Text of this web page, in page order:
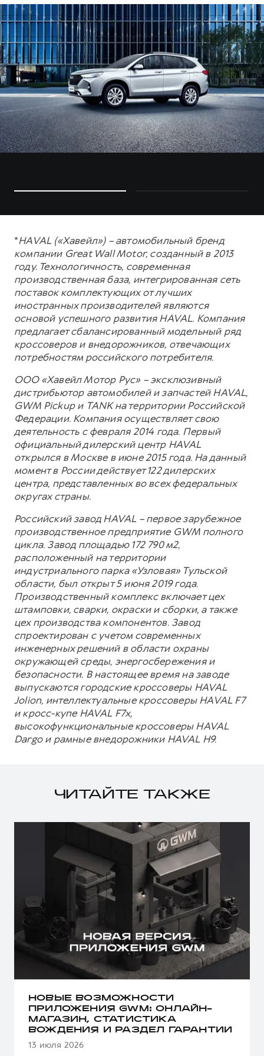
*HAVAL («Хавейл») – автомобильный бренд
компании Great Wall Motor, созданный в 2013
году. Технологичность, современная
производственная база, интегрированная сеть
поставок комплектующих от лучших
иностранных производителей являются
основой успешного развития HAVAL. Компания
предлагает сбалансированный модельный ряд
кроссоверов и внедорожников, отвечающих
потребностям российского потребителя.
ООО «Хавейл Мотор Рус» – эксклюзивный
дистрибьютор автомобилей и запчастей HAVAL,
GWM Pickup и TANK на территории Российской
Федерации. Компания осуществляет свою
деятельность с февраля 2014 года. Первый
официальный дилерский центр HAVAL
открылся в Москве в июне 2015 года. На данный
момент в России действует 122 дилерских
центра, представленных во всех федеральных
округах страны.
Российский завод HAVAL – первое зарубежное
производственное предприятие GWM полного
цикла. Завод площадью 172 790 м2,
расположенный на территории
индустриального парка «Узловая» Тульской
области, был открыт 5 июня 2019 года.
Производственный комплекс включает цех
штамповки, сварки, окраски и сборки, а также
цех производства компонентов. Завод
спроектирован с учетом современных
инженерных решений в области охраны
окружающей среды, энергосбережения и
безопасности. В настоящее время на заводе
выпускаются городские кроссоверы HAVAL
Jolion, интеллектуальные кроссоверы HAVAL F7
и кросс-купе HAVAL F7x,
высокофункциональные кроссоверы HAVAL
Dargo и рамные внедорожники HAVAL H9.
ЧИТАЙТЕ ТАКЖЕ
НОВЫЕ ВОЗМОЖНОСТИ
ПРИЛОЖЕНИЯ GWM: ОНЛАЙН-
МАГАЗИН, СТАТИСТИКА
ВОЖДЕНИЯ И РАЗДЕЛ ГАРАНТИИ
13 июля 2026